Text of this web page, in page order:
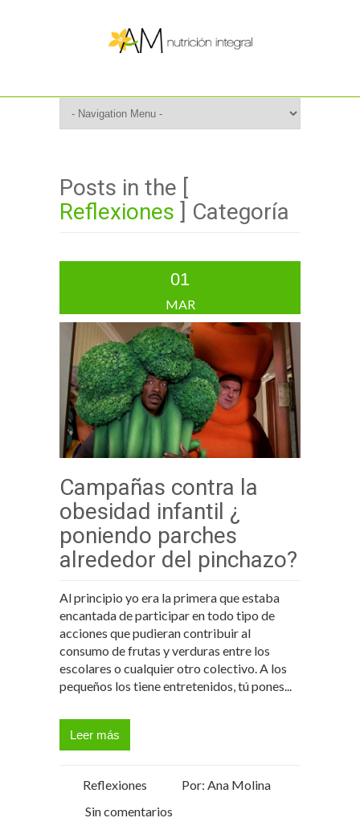
Posts in the [
Reflexiones ] Categoría
01
MAR
Campañas contra la
obesidad infantil ¿
poniendo parches
alrededor del pinchazo?
Al principio yo era la primera que estaba
encantada de participar en todo tipo de
acciones que pudieran contribuir al
consumo de frutas y verduras entre los
escolares o cualquier otro colectivo. A los
pequeños los tiene entretenidos, tú pones...
Leer más
Reflexiones
Por: Ana Molina
Sin comentarios